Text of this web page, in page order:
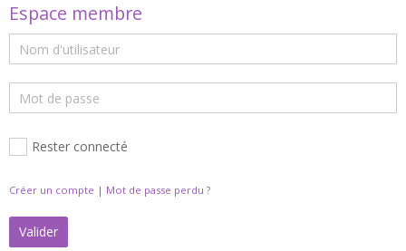
Espace membre
Rester connecté
Créer un compte | Mot de passe perdu ?
Valider